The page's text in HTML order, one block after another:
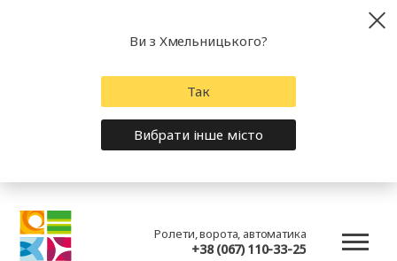
Ролети, ворота, автоматика
+38 (067) 110-33-25
Ви з Хмельницького?
Так
Вибрати інше місто